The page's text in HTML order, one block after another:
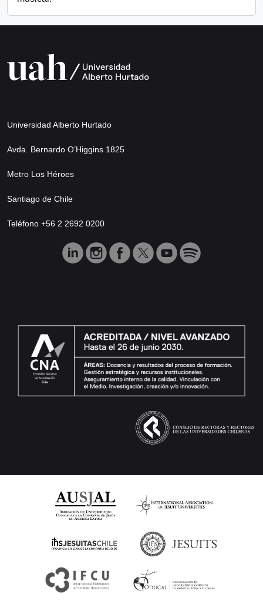
Universidad Alberto Hurtado
Avda. Bernardo O’Higgins 1825
Metro Los Héroes
Santiago de Chile
Teléfono +56 2 2692 0200